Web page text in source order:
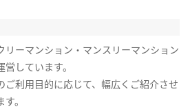
リーマンション・マンスリーマンション
営しています。
ご利用目的に応じて、幅広くご紹介させ
。